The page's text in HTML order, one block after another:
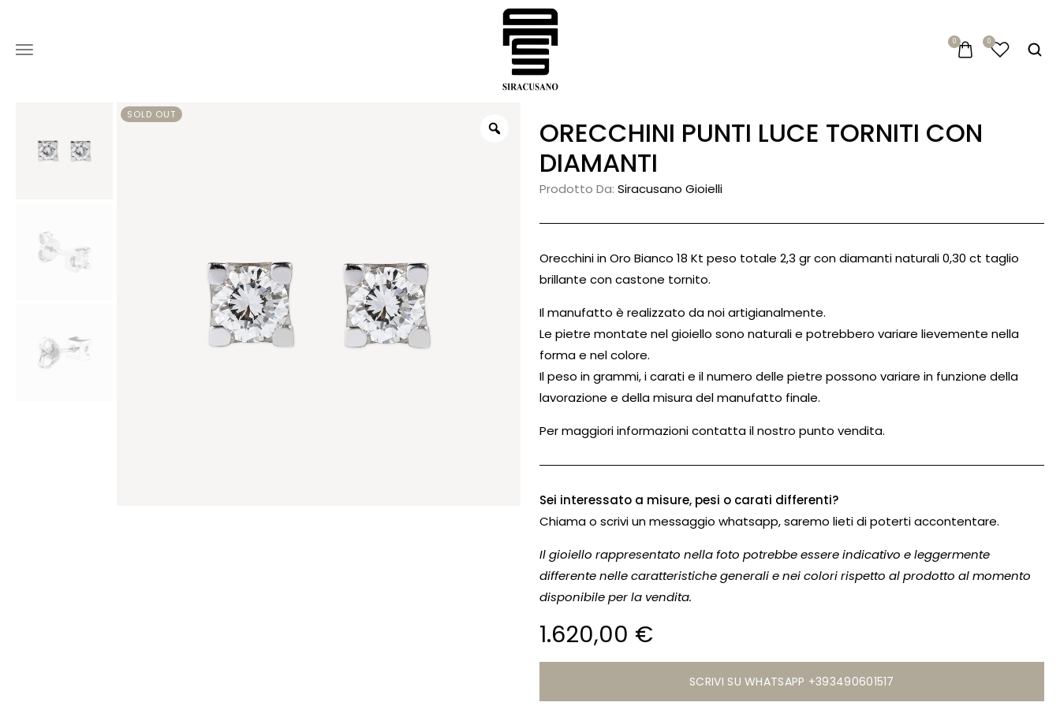
0 0
SOLD OUT
ORECCHINI PUNTI LUCE TORNITI CON
DIAMANTI
Prodotto Da: Siracusano Gioielli
Orecchini in Oro Bianco 18 Kt peso totale 2,3 gr con diamanti naturali 0,30 ct taglio
brillante con castone tornito.
Il manufatto è realizzato da noi artigianalmente.
Le pietre montate nel gioiello sono naturali e potrebbero variare lievemente nella
forma e nel colore.
Il peso in grammi, i carati e il numero delle pietre possono variare in funzione della
lavorazione e della misura del manufatto finale.
Per maggiori informazioni contatta il nostro punto vendita.
Sei interessato a misure, pesi o carati differenti?
Chiama o scrivi un messaggio whatsapp, saremo lieti di poterti accontentare.
Il gioiello rappresentato nella foto potrebbe essere indicativo e leggermente
differente nelle caratteristiche generali e nei colori rispetto al prodotto al momento
disponibile per la vendita.
1.620,00 €
SCRIVI SU WHATSAPP +393490601517